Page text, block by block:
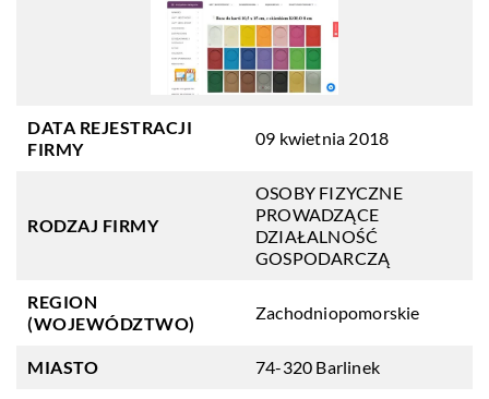
DATA REJESTRACJI
FIRMY
09 kwietnia 2018
RODZAJ FIRMY
OSOBY FIZYCZNE
PROWADZĄCE
DZIAŁALNOŚĆ
GOSPODARCZĄ
REGION
(WOJEWÓDZTWO)
Zachodniopomorskie
MIASTO 74-320 Barlinek